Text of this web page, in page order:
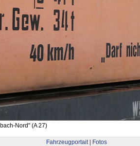
Nord" (A 27)
Fahrzeugportait | Fotos